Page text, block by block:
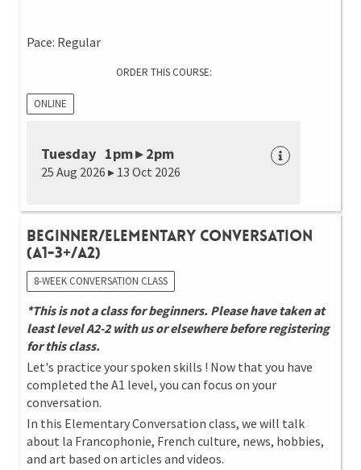
Pace: Regular
ORDER THIS COURSE:
ONLINE
Tuesday 1pm ▸ 2pm
25 Aug 2026 ▸ 13 Oct 2026
Beginner/Elementary Conversation
(A1-3+/A2)
8-WEEK CONVERSATION CLASS
*This is not a class for beginners. Please have taken at
least level A2-2 with us or elsewhere before registering
for this class.
Let's practice your spoken skills ! Now that you have
completed the A1 level, you can focus on your
conversation.
In this Elementary Conversation class, we will talk
about la Francophonie, French culture, news, hobbies,
and art based on articles and videos.